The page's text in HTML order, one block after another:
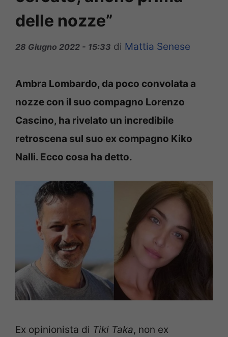
delle nozze”
28 Giugno 2022 - 15:33 di Mattia Senese
Ambra Lombardo, da poco convolata a
nozze con il suo compagno Lorenzo
Cascino, ha rivelato un incredibile
retroscena sul suo ex compagno Kiko
Nalli. Ecco cosa ha detto.
Ex opinionista di Tiki Taka, non ex